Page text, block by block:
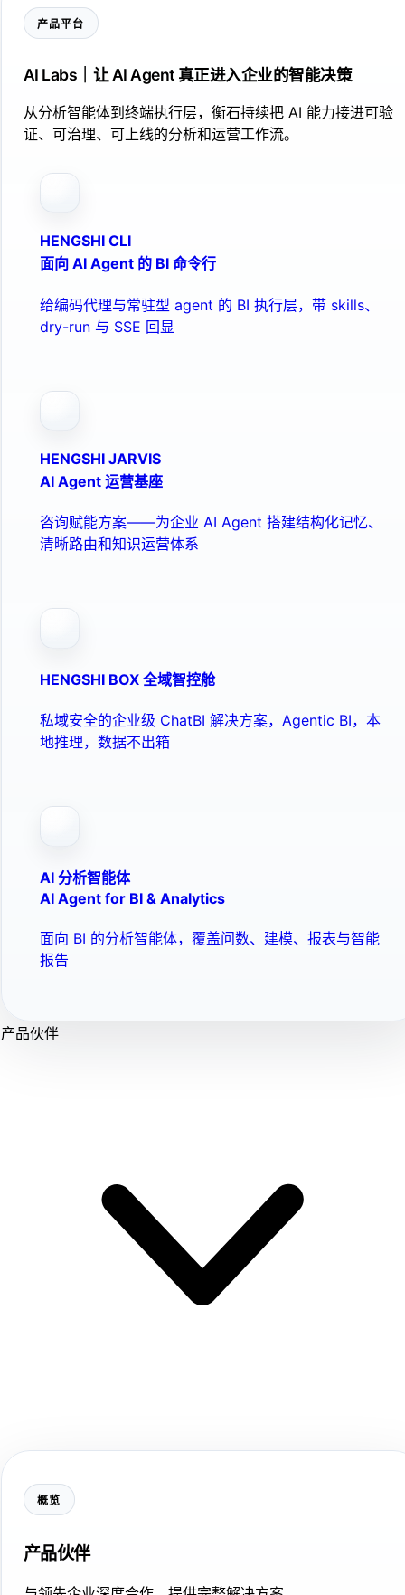
产品平台
AI Labs｜让 AI Agent 真正进入企业的智能决策
从分析智能体到终端执行层，衡石持续把 AI 能力接进可验
证、可治理、可上线的分析和运营工作流。
HENGSHI CLI
面向 AI Agent 的 BI 命令行
给编码代理与常驻型 agent 的 BI 执行层，带 skills、
dry-run 与 SSE 回显
HENGSHI JARVIS
AI Agent 运营基座
咨询赋能方案——为企业 AI Agent 搭建结构化记忆、
清晰路由和知识运营体系
HENGSHI BOX 全域智控舱
私域安全的企业级 ChatBI 解决方案，Agentic BI，本
地推理，数据不出箱
AI 分析智能体
AI Agent for BI & Analytics
面向 BI 的分析智能体，覆盖问数、建模、报表与智能
报告
产品伙伴
概览
产品伙伴